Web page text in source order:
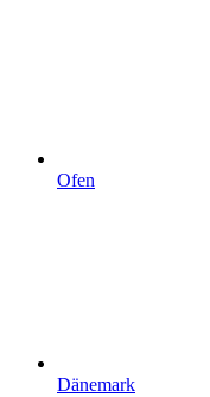
Ofen
Dänemark